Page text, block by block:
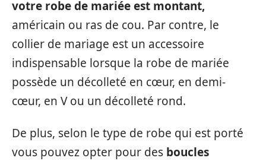
votre robe de mariée est montant,
américain ou ras de cou. Par contre, le
collier de mariage est un accessoire
indispensable lorsque la robe de mariée
possède un décolleté en cœur, en demi-
cœur, en V ou un décolleté rond.
De plus, selon le type de robe qui est porté
vous pouvez opter pour des boucles